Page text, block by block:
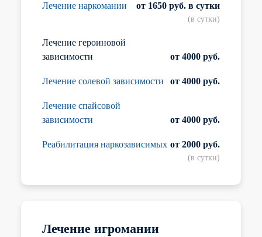
Лечение наркомании от 1650 руб. в сутки
(в сутки)
Лечение героиновой
зависимости
от 4000 руб.
Лечение солевой зависимости от 4000 руб.
Лечение спайсовой
зависимости
от 4000 руб.
Реабилитация наркозависимых от 2000 руб.
(в сутки)
Лечение игромании